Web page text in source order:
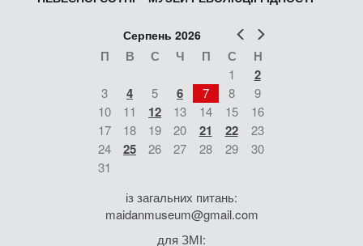
Попер
Серпень 2026
П В С Ч П С Н
1 2
3 4 5 6 7 8
9
10
11 12 13 14 15
16
17
18 19 20 21 22
23
24
25 26 27 28 29
30
31
із загальних питань:
maidanmuseum@gmail.com
для ЗМІ: